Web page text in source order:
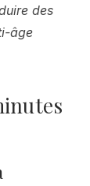
des
âge